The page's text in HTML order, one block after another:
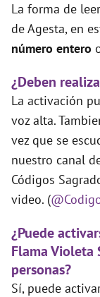
La forma de
de Agesta, en
número entero
¿Deben
La activación
voz alta.
vez que se
nuestro canal
Códigos
video. (
¿Puede
Flama Violeta
personas?
Sí, puede